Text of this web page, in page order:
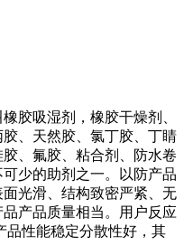
吸湿剂，橡胶干燥剂、
、天然胶、氯丁胶、丁睛
、氟胶、粘合剂、防水卷
少的助剂之一。以防产品
光滑、结构致密严紧、无
产品质量相当。用户反应
品性能稳定分散性好，其